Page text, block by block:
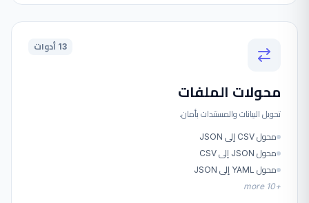
13 أدوات
محولات الملفات
تحويل البيانات والمستندات بأمان.
محول CSV إلى JSON
محول JSON إلى CSV
محول YAML إلى JSON
+
10
more